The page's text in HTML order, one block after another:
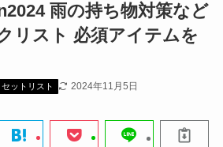
雨の持ち物対策など
リスト 必須アイテムを
ットリスト 2024年11月5日